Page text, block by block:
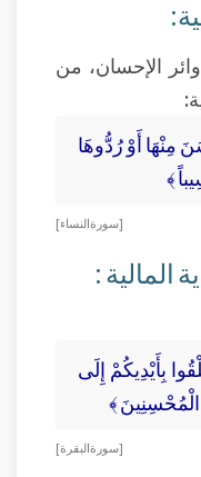
الإحسان، من
مِنْهَا أَوْ رُدُّوهَا
﴾
[ سورة النساء]
بِأَيْدِيكُمْ إِلَى
الْمُحْسِنِينَ ﴾
[ سورة البقرة]